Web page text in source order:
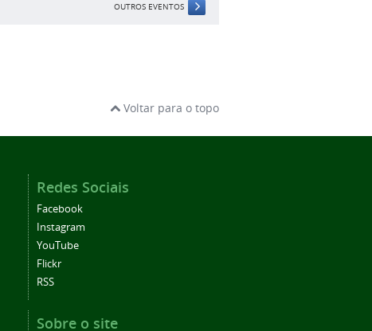
Facebook
YouTube
Flickr
RSS
Acessibilidade